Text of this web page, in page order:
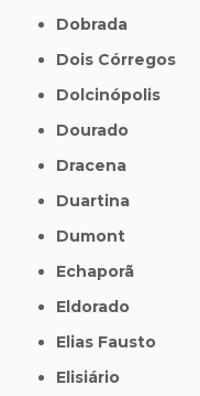
Dobrada
Dois Córregos
Dolcinópolis
Dourado
Dracena
Duartina
Dumont
Echaporã
Eldorado
Elias Fausto
Elisiário